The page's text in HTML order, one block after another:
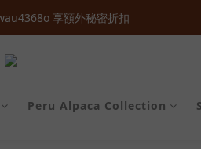
得  ＄１００  購物金 ‧ 累積會員等級最
享額外秘密折扣
得  ＄１００  購物金 ‧ 累積會員等級最
Peru Alpaca Collection